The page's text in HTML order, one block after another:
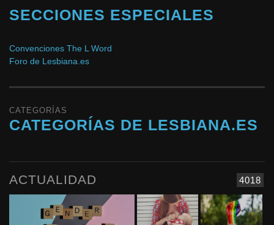
SECCIONES ESPECIALES
Convenciones The L Word
Foro de Lesbiana.es
CATEGORÍAS
CATEGORÍAS DE LESBIANA.ES
4018
ACTUALIDAD